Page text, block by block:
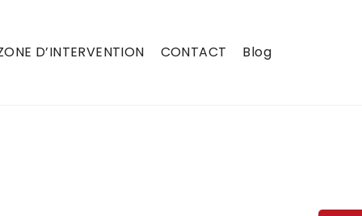
D’INTERVENTION CONTACT Blog